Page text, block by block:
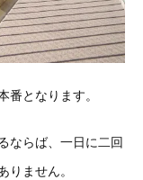
番となります。
ならば、一日に二回
りません。